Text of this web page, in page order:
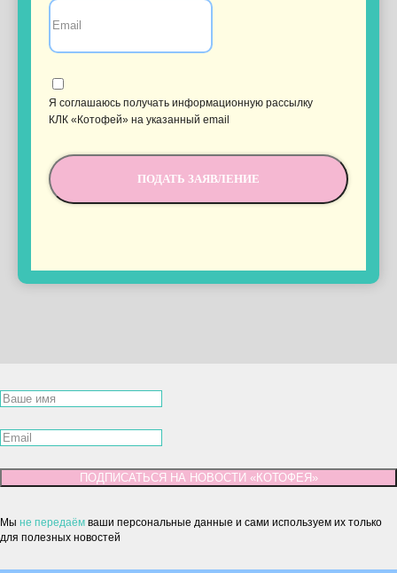
Я соглашаюсь получать информационную рассылку
КЛК «Котофей» на указанный email
ПОДАТЬ ЗАЯВЛЕНИЕ
ПОДПИСАТЬСЯ НА НОВОСТИ «КОТОФЕЯ»
Мы не передаём ваши персональные данные и сами используем их только
для полезных новостей